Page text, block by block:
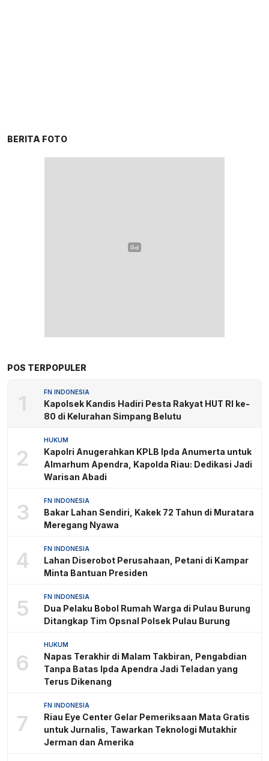
BERITA FOTO
POS TERPOPULER
1 FN INDONESIA
Kapolsek Kandis Hadiri Pesta Rakyat HUT RI ke-
80 di Kelurahan Simpang Belutu
2
HUKUM
Kapolri Anugerahkan KPLB Ipda Anumerta untuk
Almarhum Apendra, Kapolda Riau: Dedikasi Jadi
Warisan Abadi
3 FN INDONESIA
Bakar Lahan Sendiri, Kakek 72 Tahun di Muratara
Meregang Nyawa
4 FN INDONESIA
Lahan Diserobot Perusahaan, Petani di Kampar
Minta Bantuan Presiden
5 FN INDONESIA
Dua Pelaku Bobol Rumah Warga di Pulau Burung
Ditangkap Tim Opsnal Polsek Pulau Burung
6
HUKUM
Napas Terakhir di Malam Takbiran, Pengabdian
Tanpa Batas Ipda Apendra Jadi Teladan yang
Terus Dikenang
7
FN INDONESIA
Riau Eye Center Gelar Pemeriksaan Mata Gratis
untuk Jurnalis, Tawarkan Teknologi Mutakhir
Jerman dan Amerika